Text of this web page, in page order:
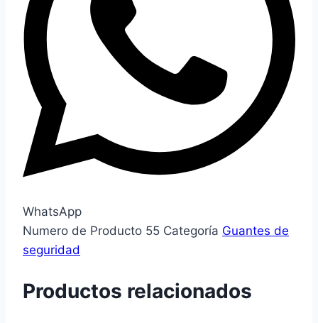
WhatsApp
Numero de Producto 55 Categoría Guantes de
seguridad
Productos relacionados